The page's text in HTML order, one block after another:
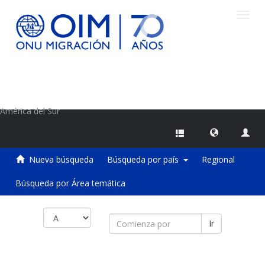
América del Sur
Nueva búsqueda Búsqueda por país Regional
Búsqueda por Área temática
Ir